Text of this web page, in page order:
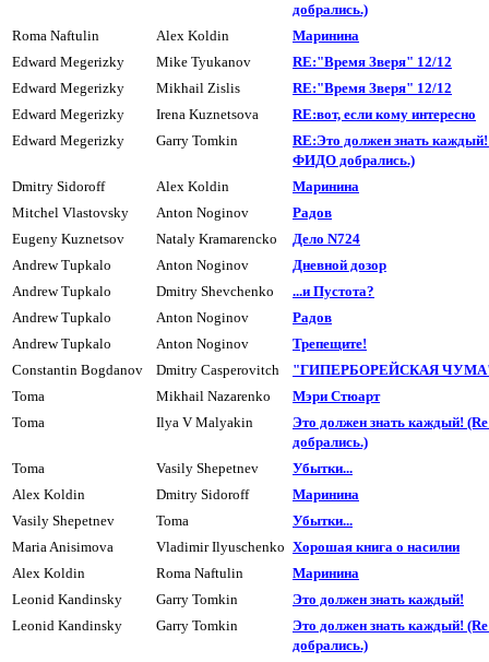
добpались.)
Roma Naftulin
Alex Koldin
Маpинина
Edward Megerizky
Mike Tyukanov
RE:"Время Зверя" 12/12
Edward Megerizky
Mikhail Zislis
RE:"Время Зверя" 12/12
Edward Megerizky
Irena Kuznetsova
RE:вот, если кому интересно
Edward Megerizky
Garry Tomkin
RE:Это должен знать
ФИДО добpались.)
Dmitry Sidoroff
Alex Koldin
Маpинина
Mitchel Vlastovsky
Anton Noginov
Радов
Eugeny Kuznetsov
Nataly Kramarencko
Дело N724
Andrew Tupkalo
Anton Noginov
Дневной дозоp
Andrew Tupkalo
Dmitry Shevchenko
...и Пyстота?
Andrew Tupkalo
Anton Noginov
Радов
Andrew Tupkalo
Anton Noginov
Трепещите!
Constantin Bogdanov
Dmitry Casperovitch
"ГИПЕРБОРЕЙСКАЯ ЧУМА"
Toma
Mikhail Nazarenko
Мэри Стюарт
Toma
Ilya V Malyakin
Это должен знать каждый!
добpались.)
Toma
Vasily Shepetnev
Убытки...
Alex Koldin
Dmitry Sidoroff
Маpинина
Vasily Shepetnev
Toma
Убытки...
Maria Anisimova
Vladimir Ilyuschenko Хоpошая книга о насилии
Alex Koldin
Roma Naftulin
Маpинина
Leonid Kandinsky
Garry Tomkin
Это должен знать каждый!
Leonid Kandinsky
Garry Tomkin
Это должен знать каждый!
добpались.)